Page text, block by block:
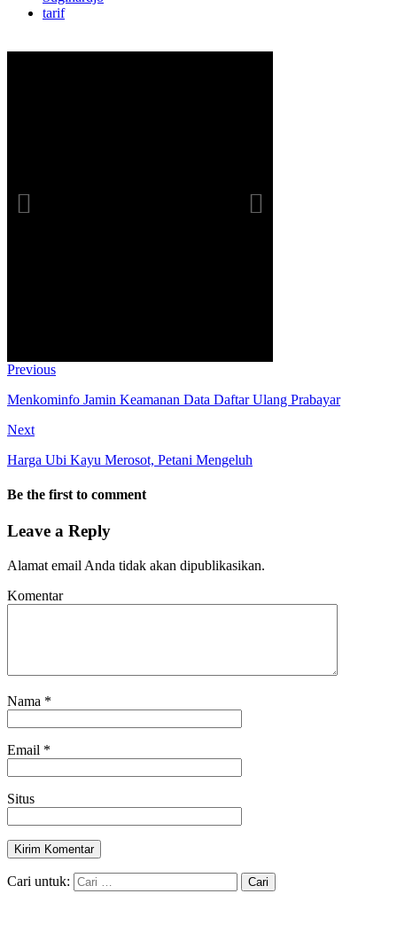
tarif
Previous
Menkominfo Jamin Keamanan Data Daftar Ulang Prabayar
Next
Harga Ubi Kayu Merosot, Petani Mengeluh
Be the first to comment
Leave a Reply
Alamat email Anda tidak akan dipublikasikan.
Komentar
Nama *
Email *
Situs
Cari untuk: